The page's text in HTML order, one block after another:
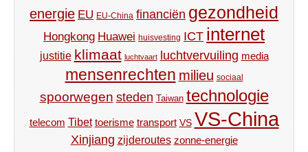
energie EU EU-China financiën gezondheid
Hongkong Huawei huisvesting ICT internet
justitie klimaat luchtvaart luchtvervuiling media
mensenrechten milieu sociaal
spoorwegen steden Taiwan technologie
telecom Tibet toerisme transport VS VS-China
Xinjiang zijderoutes zonne-energie